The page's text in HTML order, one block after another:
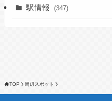
駅情報 (347)
TOP 周辺スポット